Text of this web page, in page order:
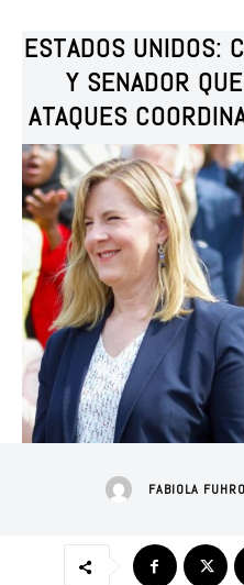
ESTADOS UNIDOS:
Y SENADOR
ATAQUES
FABIOLA